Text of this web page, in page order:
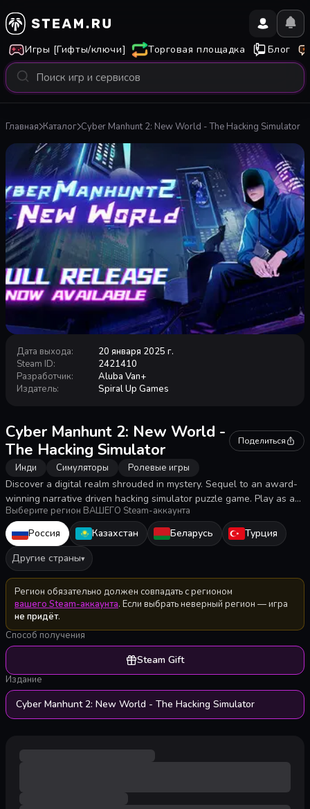
Игры [Гифты/ключи] Торговая площадка Блог
Главная Каталог Cyber Manhunt 2: New World - The Hacking Simulator
Дата выхода:
20 января 2025 г.
Steam ID:
2421410
Разработчик:
Aluba Van+
Издатель: Spiral Up Games
Cyber Manhunt 2: New World -
The Hacking Simulator
Поделиться
Инди Симуляторы Ролевые игры
Discover a digital realm shrouded in mystery. Sequel to an award-
winning narrative driven hacking simulator puzzle game. Play as an
AI assistant in a major corporation. Deploy intricate social
engineering tactics and expose hidden truths in a world of ambition
and high-tech deception.
Выберите регион ВАШЕГО Steam-аккаунта
Россия Казахстан Беларусь
Турция
Другие страны▾
Регион обязательно должен совпадать с регионом
вашего Steam-аккаунта. Если выбрать неверный регион — игра
не придёт.
Способ получения
Steam Gift
Издание
Cyber Manhunt 2: New World - The Hacking Simulator